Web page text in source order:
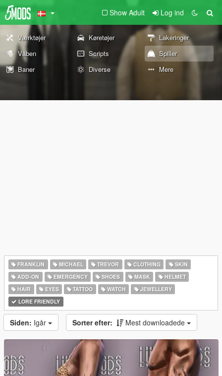
Show Adult Log ind
Værktøjer Køretøjer
Lakeringer
Våben
Scripts
Spiller
Baner
Diverse Mere
FRANKLIN MICHAEL TREVOR CLOTHING
SKIN
ADD-ON
EMERGENCY SHOES MASK
HELMET
HAIR
EYES TATTOO WATCH
JEWELLERY
LORE FRIENDLY
Siden: Igår Sorter efter: Mest downloadede